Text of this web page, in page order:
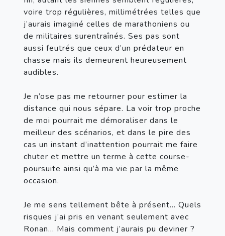
voire trop régulières, millimétrées telles que
j’aurais imaginé celles de marathoniens ou
de militaires surentraînés. Ses pas sont
aussi feutrés que ceux d’un prédateur en
chasse mais ils demeurent heureusement
audibles.
Je n’ose pas me retourner pour estimer la
distance qui nous sépare. La voir trop proche
de moi pourrait me démoraliser dans le
meilleur des scénarios, et dans le pire des
cas un instant d’inattention pourrait me faire
chuter et mettre un terme à cette course-
poursuite ainsi qu’à ma vie par la même
occasion.
Je me sens tellement bête à présent… Quels
risques j’ai pris en venant seulement avec
Ronan… Mais comment j’aurais pu deviner ?